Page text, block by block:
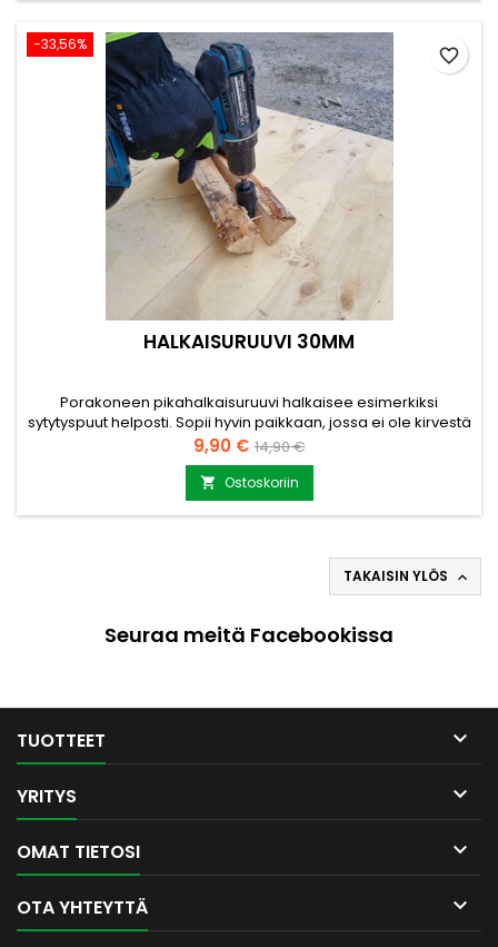
−33,56%
HALKAISURUUVI 30MM
Porakoneen pikahalkaisuruuvi halkaisee esimerkiksi
sytytyspuut helposti. Sopii hyvin paikkaan, jossa ei ole kirvestä
tai halkaisupölkkyä. Sytykkeiden valmistamisessa
erinomainen. Helppo käyttää asentamalla halkaisuruuvi
porakoneeseen. Katso video: TÄSTÄ Halkaisuruuvin paino
290g Halkaisuruuvin pituus 9cm Ruuviosassa kiinnitystappi
kierteellä....
Hinta
9,90 € Normaalihinta
14,90 €
 Ostoskoriin
favorite_border
TAKAISIN YLÖS 
Seuraa meitä Facebookissa
TUOTTEET 
YRITYS 
OMAT TIETOSI 
OTA YHTEYTTÄ 